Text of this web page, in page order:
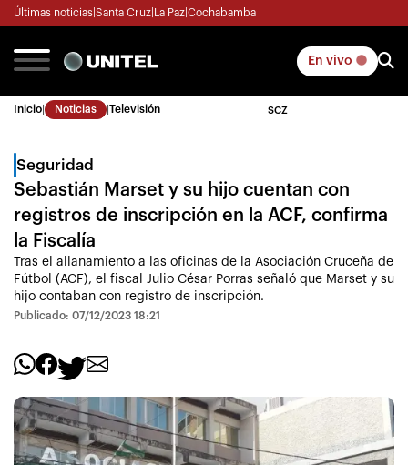
Últimas noticias Santa Cruz La Paz Cochabamba
En vivo
Inicio Noticias Televisión SCZ
Seguridad
Sebastián Marset y su hijo cuentan con
registros de inscripción en la ACF, confirma
la Fiscalía
Tras el allanamiento a las oficinas de la Asociación Cruceña de
Fútbol (ACF), el fiscal Julio César Porras señaló que Marset y su
hijo contaban con registro de inscripción.
Publicado: 07/12/2023 18:21